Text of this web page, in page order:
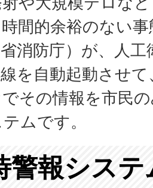
間的余裕のない
消防庁）が、人
を自動起動させ
その情報を市民
ムです。
警報システ